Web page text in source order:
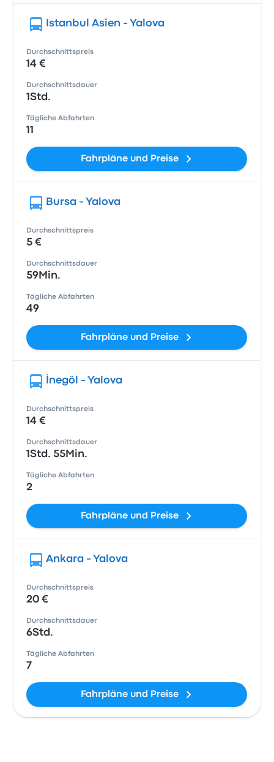
Istanbul Asien - Yalova
Durchschnittspreis
14 €
Durchschnittsdauer
1Std.
Tägliche Abfahrten
11
Fahrpläne und Preise
Bursa - Yalova
Durchschnittspreis
5 €
Durchschnittsdauer
59Min.
Tägliche Abfahrten
49
Fahrpläne und Preise
İnegöl - Yalova
Durchschnittspreis
14 €
Durchschnittsdauer
1Std. 55Min.
Tägliche Abfahrten
2
Fahrpläne und Preise
Ankara - Yalova
Durchschnittspreis
20 €
Durchschnittsdauer
6Std.
Tägliche Abfahrten
7
Fahrpläne und Preise